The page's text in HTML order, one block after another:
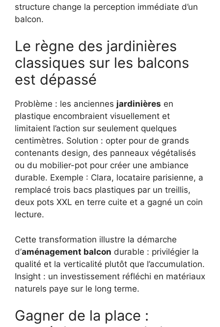
structure change la perception immédiate d’un
balcon.
Le règne des jardinières
classiques sur les balcons
est dépassé
Problème : les anciennes jardinières en
plastique encombraient visuellement et
limitaient l’action sur seulement quelques
centimètres. Solution : opter pour de grands
contenants design, des panneaux végétalisés
ou du mobilier-pot pour créer une ambiance
durable. Exemple : Clara, locataire parisienne, a
remplacé trois bacs plastiques par un treillis,
deux pots XXL en terre cuite et a gagné un coin
lecture.
Cette transformation illustre la démarche
d’aménagement balcon durable : privilégier la
qualité et la verticalité plutôt que l’accumulation.
Insight : un investissement réfléchi en matériaux
naturels paye sur le long terme.
Gagner de la place :